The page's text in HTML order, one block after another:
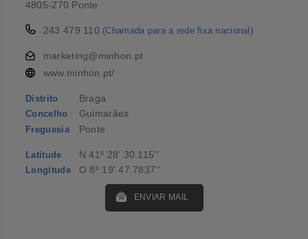
4805-270 Ponte
243 479 110 (Chamada para a rede fixa nacional)
marketing@minhon.pt
www.minhon.pt/
Distrito Braga
Concelho Guimarães
Freguesia Ponte
Latitude N 41º 28' 30.115''
Longitude O 8º 19' 47.7837''
ENVIAR MAIL